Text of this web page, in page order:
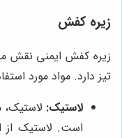
زیره کفش
زیره کفش ایمنی نقش
تیز دارد. مواد مورد
لاستیک:
است. لاستیک از